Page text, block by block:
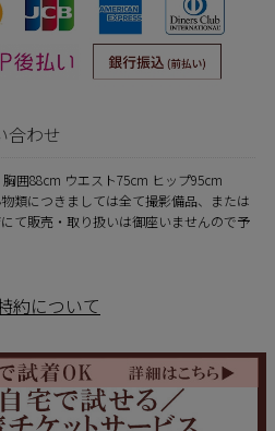
合わせ
囲88cm ウエスト75cm ヒップ95cm
類につきましては全て撮影備品、または
て販売・取り扱いは御座いませんので予
約について